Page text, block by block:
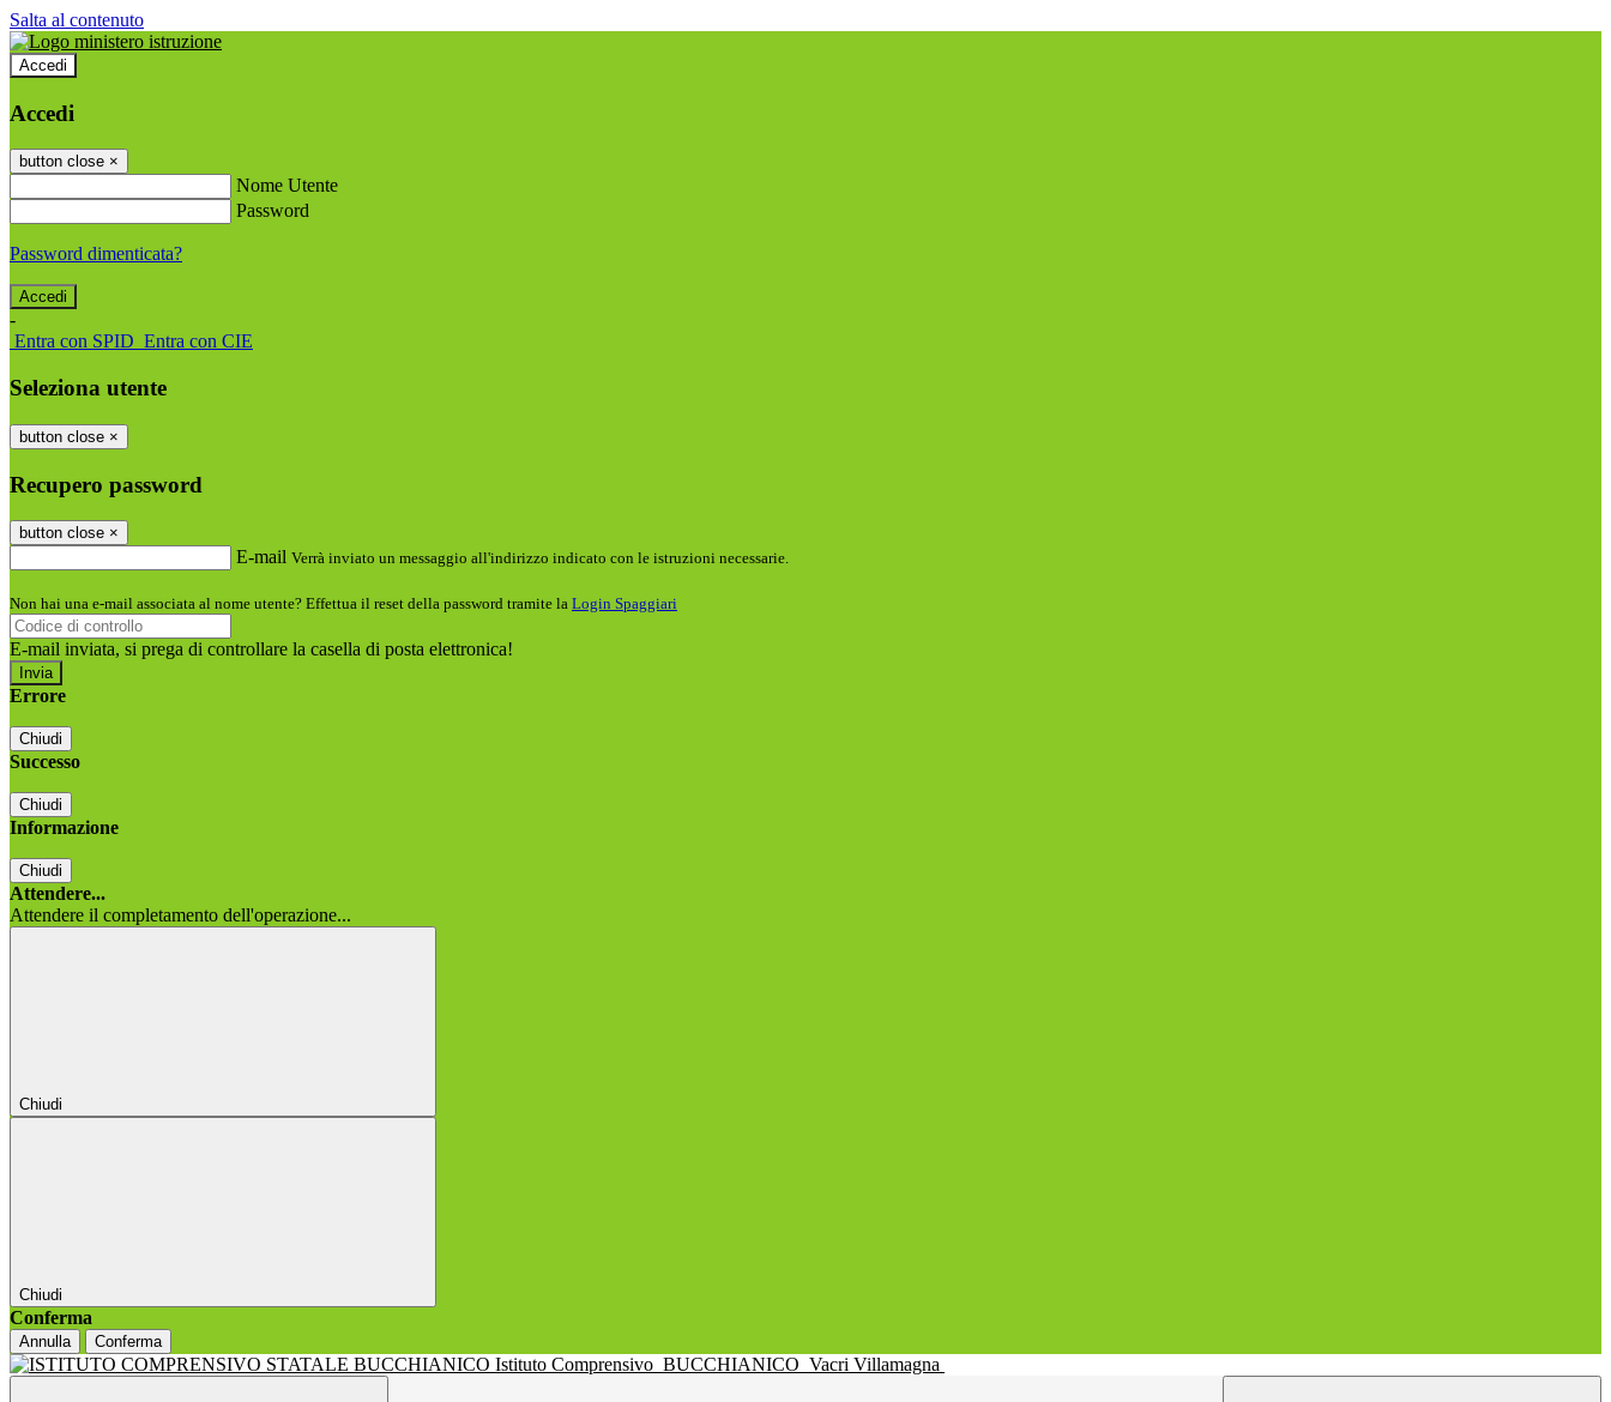
Salta al contenuto
Accedi
Accedi
button close ×
Nome Utente
Password
Password dimenticata?
-
Entra con SPID Entra con CIE
Seleziona utente
button close ×
Recupero password
button close ×
E-mail Verrà inviato un messaggio all'indirizzo indicato con le istruzioni necessarie.
Non hai una e-mail associata al nome utente? Effettua il reset della password tramite la Login Spaggiari
E-mail inviata, si prega di controllare la casella di posta elettronica!
Errore
Chiudi
Successo
Chiudi
Informazione
Chiudi
Attendere...
Attendere il completamento dell'operazione...
Chiudi
Chiudi
Conferma
Annulla Conferma
Istituto Comprensivo BUCCHIANICO Vacri Villamagna